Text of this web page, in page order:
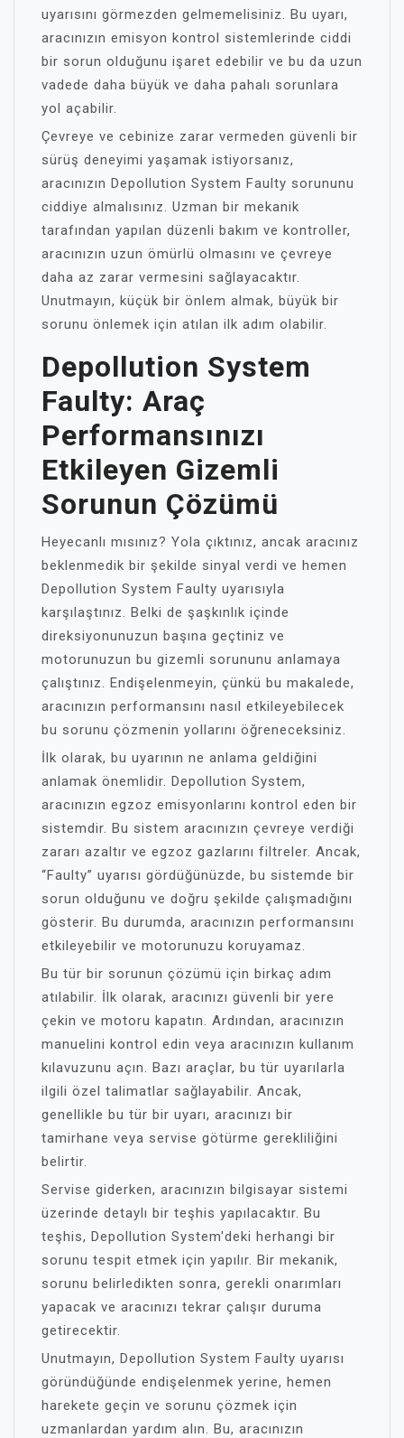
uyarısını görmezden gelmemelisiniz. Bu uyarı,
aracınızın emisyon kontrol sistemlerinde ciddi
bir sorun olduğunu işaret edebilir ve bu da uzun
vadede daha büyük ve daha pahalı sorunlara
yol açabilir.
Çevreye ve cebinize zarar vermeden güvenli bir
sürüş deneyimi yaşamak istiyorsanız,
aracınızın Depollution System Faulty sorununu
ciddiye almalısınız. Uzman bir mekanik
tarafından yapılan düzenli bakım ve kontroller,
aracınızın uzun ömürlü olmasını ve çevreye
daha az zarar vermesini sağlayacaktır.
Unutmayın, küçük bir önlem almak, büyük bir
sorunu önlemek için atılan ilk adım olabilir.
Depollution System
Faulty: Araç
Performansınızı
Etkileyen Gizemli
Sorunun Çözümü
Heyecanlı mısınız? Yola çıktınız, ancak aracınız
beklenmedik bir şekilde sinyal verdi ve hemen
Depollution System Faulty uyarısıyla
karşılaştınız. Belki de şaşkınlık içinde
direksiyonunuzun başına geçtiniz ve
motorunuzun bu gizemli sorununu anlamaya
çalıştınız. Endişelenmeyin, çünkü bu makalede,
aracınızın performansını nasıl etkileyebilecek
bu sorunu çözmenin yollarını öğreneceksiniz.
İlk olarak, bu uyarının ne anlama geldiğini
anlamak önemlidir. Depollution System,
aracınızın egzoz emisyonlarını kontrol eden bir
sistemdir. Bu sistem aracınızın çevreye verdiği
zararı azaltır ve egzoz gazlarını filtreler. Ancak,
“Faulty” uyarısı gördüğünüzde, bu sistemde bir
sorun olduğunu ve doğru şekilde çalışmadığını
gösterir. Bu durumda, aracınızın performansını
etkileyebilir ve motorunuzu koruyamaz.
Bu tür bir sorunun çözümü için birkaç adım
atılabilir. İlk olarak, aracınızı güvenli bir yere
çekin ve motoru kapatın. Ardından, aracınızın
manuelini kontrol edin veya aracınızın kullanım
kılavuzunu açın. Bazı araçlar, bu tür uyarılarla
ilgili özel talimatlar sağlayabilir. Ancak,
genellikle bu tür bir uyarı, aracınızı bir
tamirhane veya servise götürme gerekliliğini
belirtir.
Servise giderken, aracınızın bilgisayar sistemi
üzerinde detaylı bir teşhis yapılacaktır. Bu
teşhis, Depollution System'deki herhangi bir
sorunu tespit etmek için yapılır. Bir mekanik,
sorunu belirledikten sonra, gerekli onarımları
yapacak ve aracınızı tekrar çalışır duruma
getirecektir.
Unutmayın, Depollution System Faulty uyarısı
göründüğünde endişelenmek yerine, hemen
harekete geçin ve sorunu çözmek için
uzmanlardan yardım alın. Bu, aracınızın